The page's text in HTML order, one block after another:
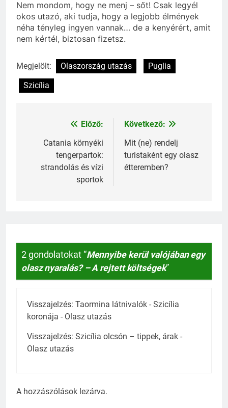
Nem mondom, hogy ne menj – sőt! Csak legyél
okos utazó, aki tudja, hogy a legjobb élmények
néha tényleg ingyen vannak… de a kenyérért, amit
nem kértél, biztosan fizetsz.
Megjelölt: Olaszország utazás
Puglia
Szicília
Bejegyzés
navigáció
Előző:
Catania környéki
tengerpartok:
strandolás és vízi
sportok
Következő:
Mit (ne) rendelj
turistaként egy olasz
étteremben?
2 gondolatokat “Mennyibe kerül valójában egy
olasz nyaralás? – A rejtett költségek”
Visszajelzés: Taormina látnivalók - Szicília
koronája - Olasz utazás
Visszajelzés: Szicília olcsón – tippek, árak -
Olasz utazás
A hozzászólások lezárva.